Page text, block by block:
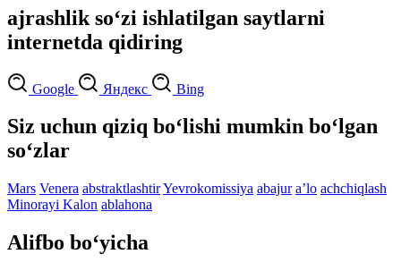
ajrashlik so‘zi ishlatilgan saytlarni
internetda qidiring
Google Яндекс Bing
Siz uchun qiziq bo‘lishi mumkin bo‘lgan
so‘zlar
Mars Venera abstraktlashtirYevrokomissiya abajur aʼlo achchiqlash
Minorayi Kalon ablahona
Alifbo bo‘yicha